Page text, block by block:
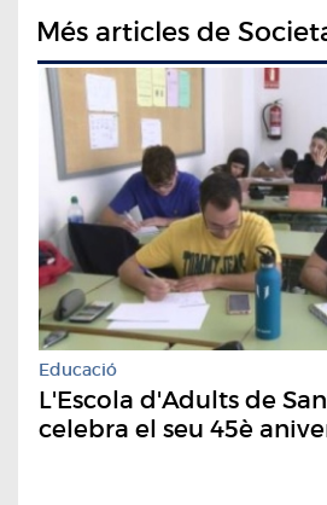
Més articles de
Educació
L'Escola d'Adults de
celebra el seu 45è